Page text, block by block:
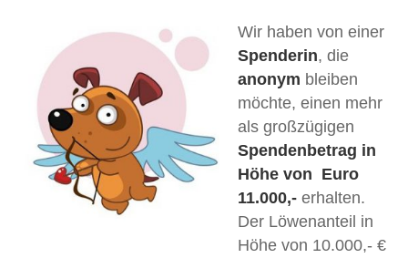
Wir haben von einer
Spenderin, die
anonym bleiben
möchte, einen mehr
als großzügigen
Spendenbetrag in
Höhe von Euro
11.000,- erhalten.
Der Löwenanteil in
Höhe von 10.000,- €